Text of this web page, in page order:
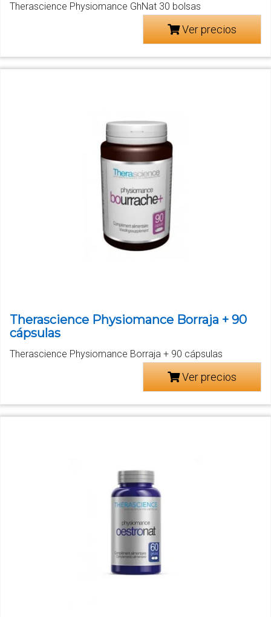
Therascience Physiomance GhNat 30 bolsas
Ver precios
Therascience Physiomance Borraja + 90
cápsulas
Therascience Physiomance Borraja + 90 cápsulas
Ver precios